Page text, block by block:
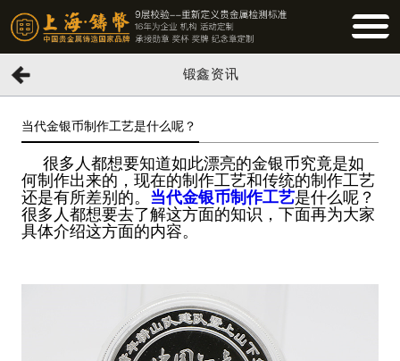
锻鑫资讯
当代金银币制作工艺是什么呢？
很多人都想要知道如此漂亮的金银币究竟是如
何制作出来的，现在的制作工艺和传统的制作工艺
还是有所差别的。 当代金银币制作工艺是什么呢？
很多人都想要去了解这方面的知识，下面再为大家
具体介绍这方面的内容。